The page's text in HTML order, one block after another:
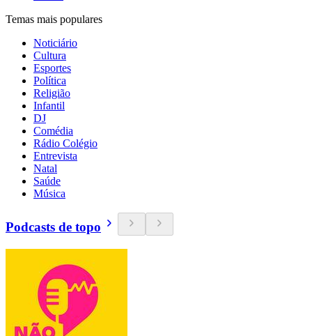
Temas mais populares
Noticiário
Cultura
Esportes
Política
Religião
Infantil
DJ
Comédia
Rádio Colégio
Entrevista
Natal
Saúde
Música
Podcasts de topo